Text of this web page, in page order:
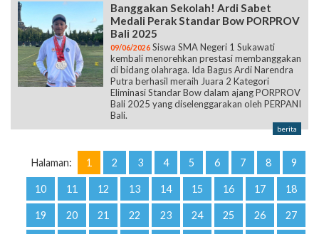
Banggakan Sekolah! Ardi Sabet
Medali Perak Standar Bow PORPROV
Bali 2025
09/06/2026 Siswa SMA Negeri 1 Sukawati
kembali menorehkan prestasi membanggakan
di bidang olahraga. Ida Bagus Ardi Narendra
Putra berhasil meraih Juara 2 Kategori
Eliminasi Standar Bow dalam ajang PORPROV
Bali 2025 yang diselenggarakan oleh PERPANI
Bali.
berita
Halaman: 1 2 3 4 5 6 7 8 9
10 11 12 13 14 15 16 17 18
19 20 21 22 23 24 25 26 27